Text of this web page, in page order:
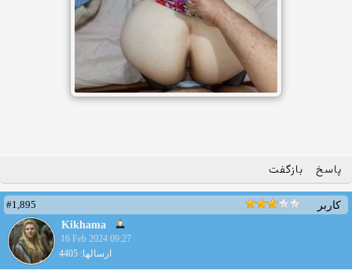
پاسخ بازگفت
کاربر
#1,895
Kikhama
16 Feb 2024 09:27
ارسالها: 4405